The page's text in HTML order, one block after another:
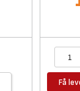
Få